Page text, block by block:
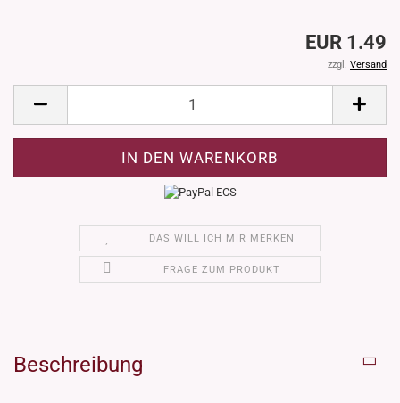
EUR 1.49
zzgl. Versand
DAS WILL ICH MIR MERKEN
FRAGE ZUM PRODUKT
Beschreibung